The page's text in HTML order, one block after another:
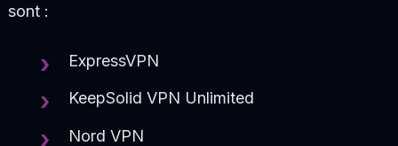
sont :
ExpressVPN
KeepSolid VPN Unlimited
Nord VPN